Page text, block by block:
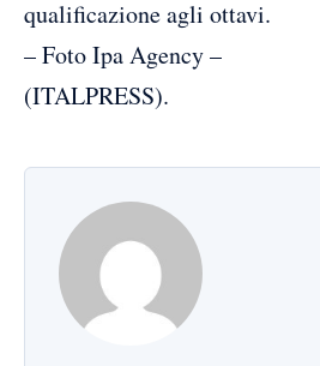
qualificazione agli ottavi.
– Foto Ipa Agency –
(ITALPRESS).